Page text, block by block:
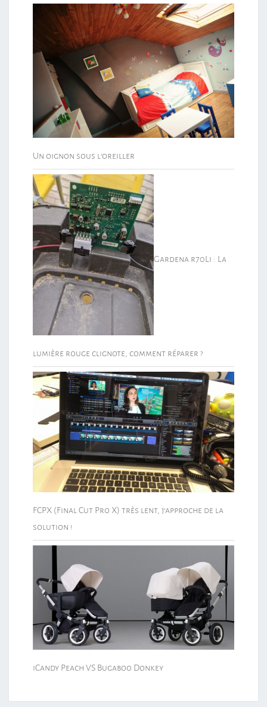
Un oignon sous l’oreiller
Gardena r70Li : La
lumière rouge clignote, comment réparer ?
FCPX (Final Cut Pro X) très lent, j’approche de la
solution !
iCandy Peach VS Bugaboo Donkey